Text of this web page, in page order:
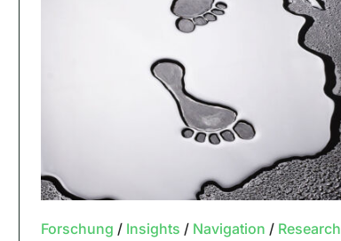
Forschung / Insights / Navigation / Research